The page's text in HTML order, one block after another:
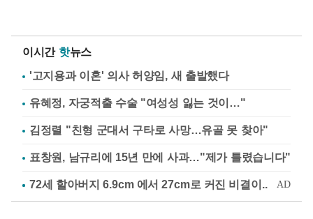
이시간 핫뉴스
'고지용과 이혼' 의사 허양임, 새 출발했다
유혜정, 자궁적출 수술 "여성성 잃는 것이…"
김정렬 "친형 군대서 구타로 사망…유골 못 찾아"
표창원, 남규리에 15년 만에 사과…"제가 틀렸습니다"